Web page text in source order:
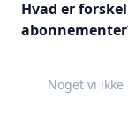
Hvad er
Noget vi